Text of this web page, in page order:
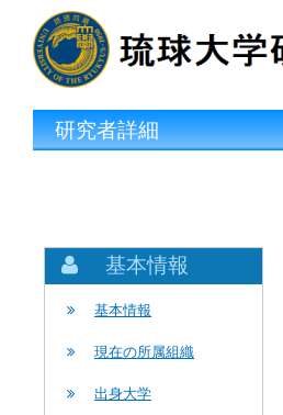
研究者詳細
基本情報
基本情報
現在の所属組織
出身大学